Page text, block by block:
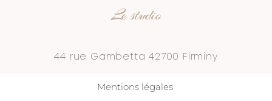
Le studio
44 rue Gambetta 42700 Firminy
Mentions légales